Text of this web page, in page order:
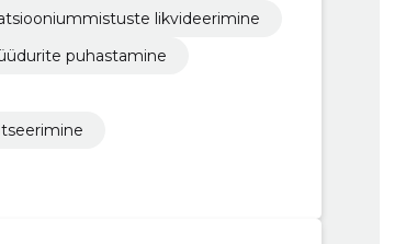
likvideerimine
puhastamine